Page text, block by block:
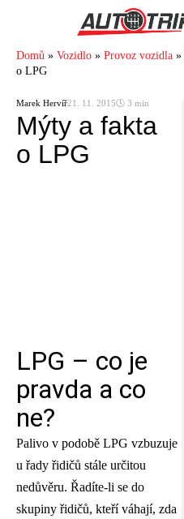
Domů » Vozidlo » Provoz vozidla »
o LPG
Marek Hervíř21. 11. 2015🕓 3 min
Mýty a fakta
o LPG
LPG – co je
pravda a co
ne?
Palivo v podobě LPG vzbuzuje
u řady řidičů stále určitou
nedůvěru. Řadíte-li se do
skupiny řidičů, kteří váhají, zda